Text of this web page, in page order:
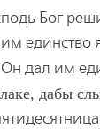
Бог
единство
дал им
дабы